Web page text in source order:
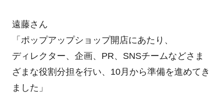
遠藤さん
「ポップアップショップ開店にあたり、
ディレクター、企画、PR、SNSチームなどさま
ざまな役割分担を行い、10月から準備を進めてき
ました」